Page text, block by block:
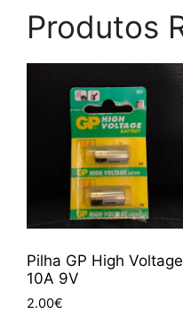
Produtos
Pilha GP High Voltage
10A 9V
2.00€